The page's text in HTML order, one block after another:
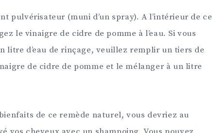
pulvérisateur (muni d’un spray). A l’intérieur de ce
le vinaigre de cidre de pomme à l’eau. Si vous
litre d’eau de rinçage, veuillez remplir un tiers de
de cidre de pomme et le mélanger à un litre
de ce remède naturel, vous devriez au